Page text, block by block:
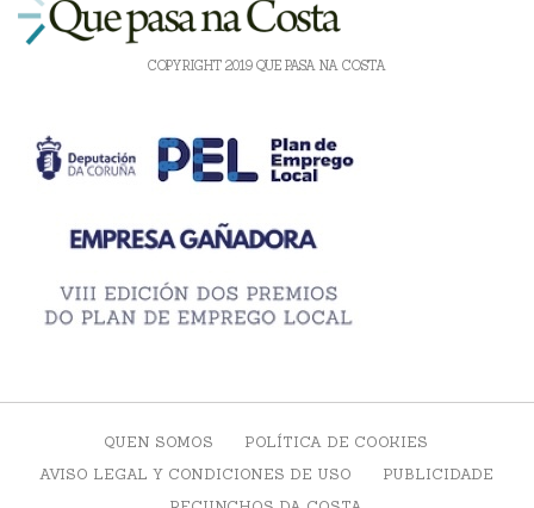
COPYRIGHT 2019 QUE PASA NA COSTA
QUEN SOMOS
POLÍTICA DE COOKIES
AVISO LEGAL Y CONDICIONES DE USO
PUBLICIDADE